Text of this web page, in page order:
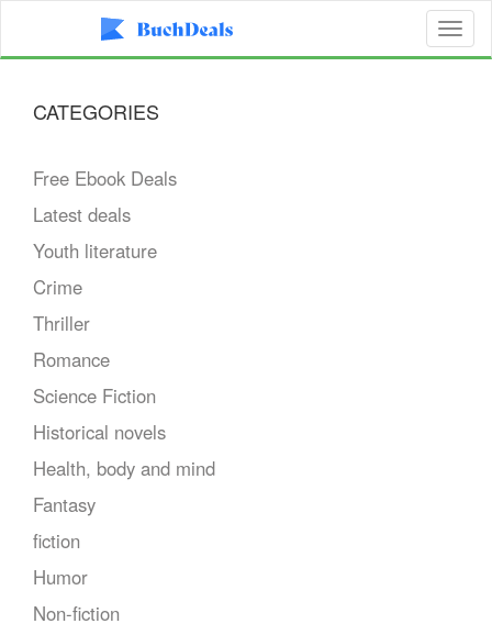
CATEGORIES
Free Ebook Deals
Latest deals
Youth literature
Crime
Thriller
Romance
Science Fiction
Historical novels
Health, body and mind
Fantasy
fiction
Humor
Non-fiction